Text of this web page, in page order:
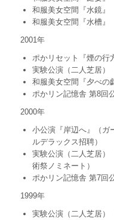
和服美女空間『水鏡』
和服美女空間『水槽』
2001年
ポかリセット『煙の行
実験公演（二人芝居）
和服美女空間『夕べの
ポかリン記憶舎 第8回
2000年
小公演『岸辺へ』（ガ
ルデラックス招聘）
実験公演（二人芝居）
術祭ノミネート）
ポかリン記憶舎 第7回
1999年
実験公演（二人芝居）